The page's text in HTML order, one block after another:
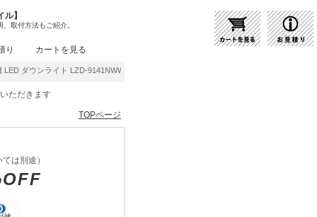
】
取付方法もご紹介。
り カートを見る
ダウンライト LZD-9141NWW3 | 商品紹介 | 照明器具の通販・インテリア照明の通信販
ただきます
TOPページ
は別途）